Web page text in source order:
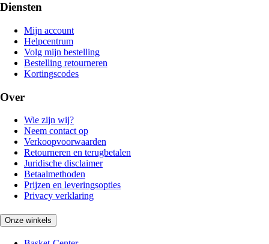
Diensten
Mijn account
Helpcentrum
Volg mijn bestelling
Bestelling retourneren
Kortingscodes
Over
Wie zijn wij?
Neem contact op
Verkoopvoorwaarden
Retourneren en terugbetalen
Juridische disclaimer
Betaalmethoden
Prijzen en leveringsopties
Privacy verklaring
Onze winkels